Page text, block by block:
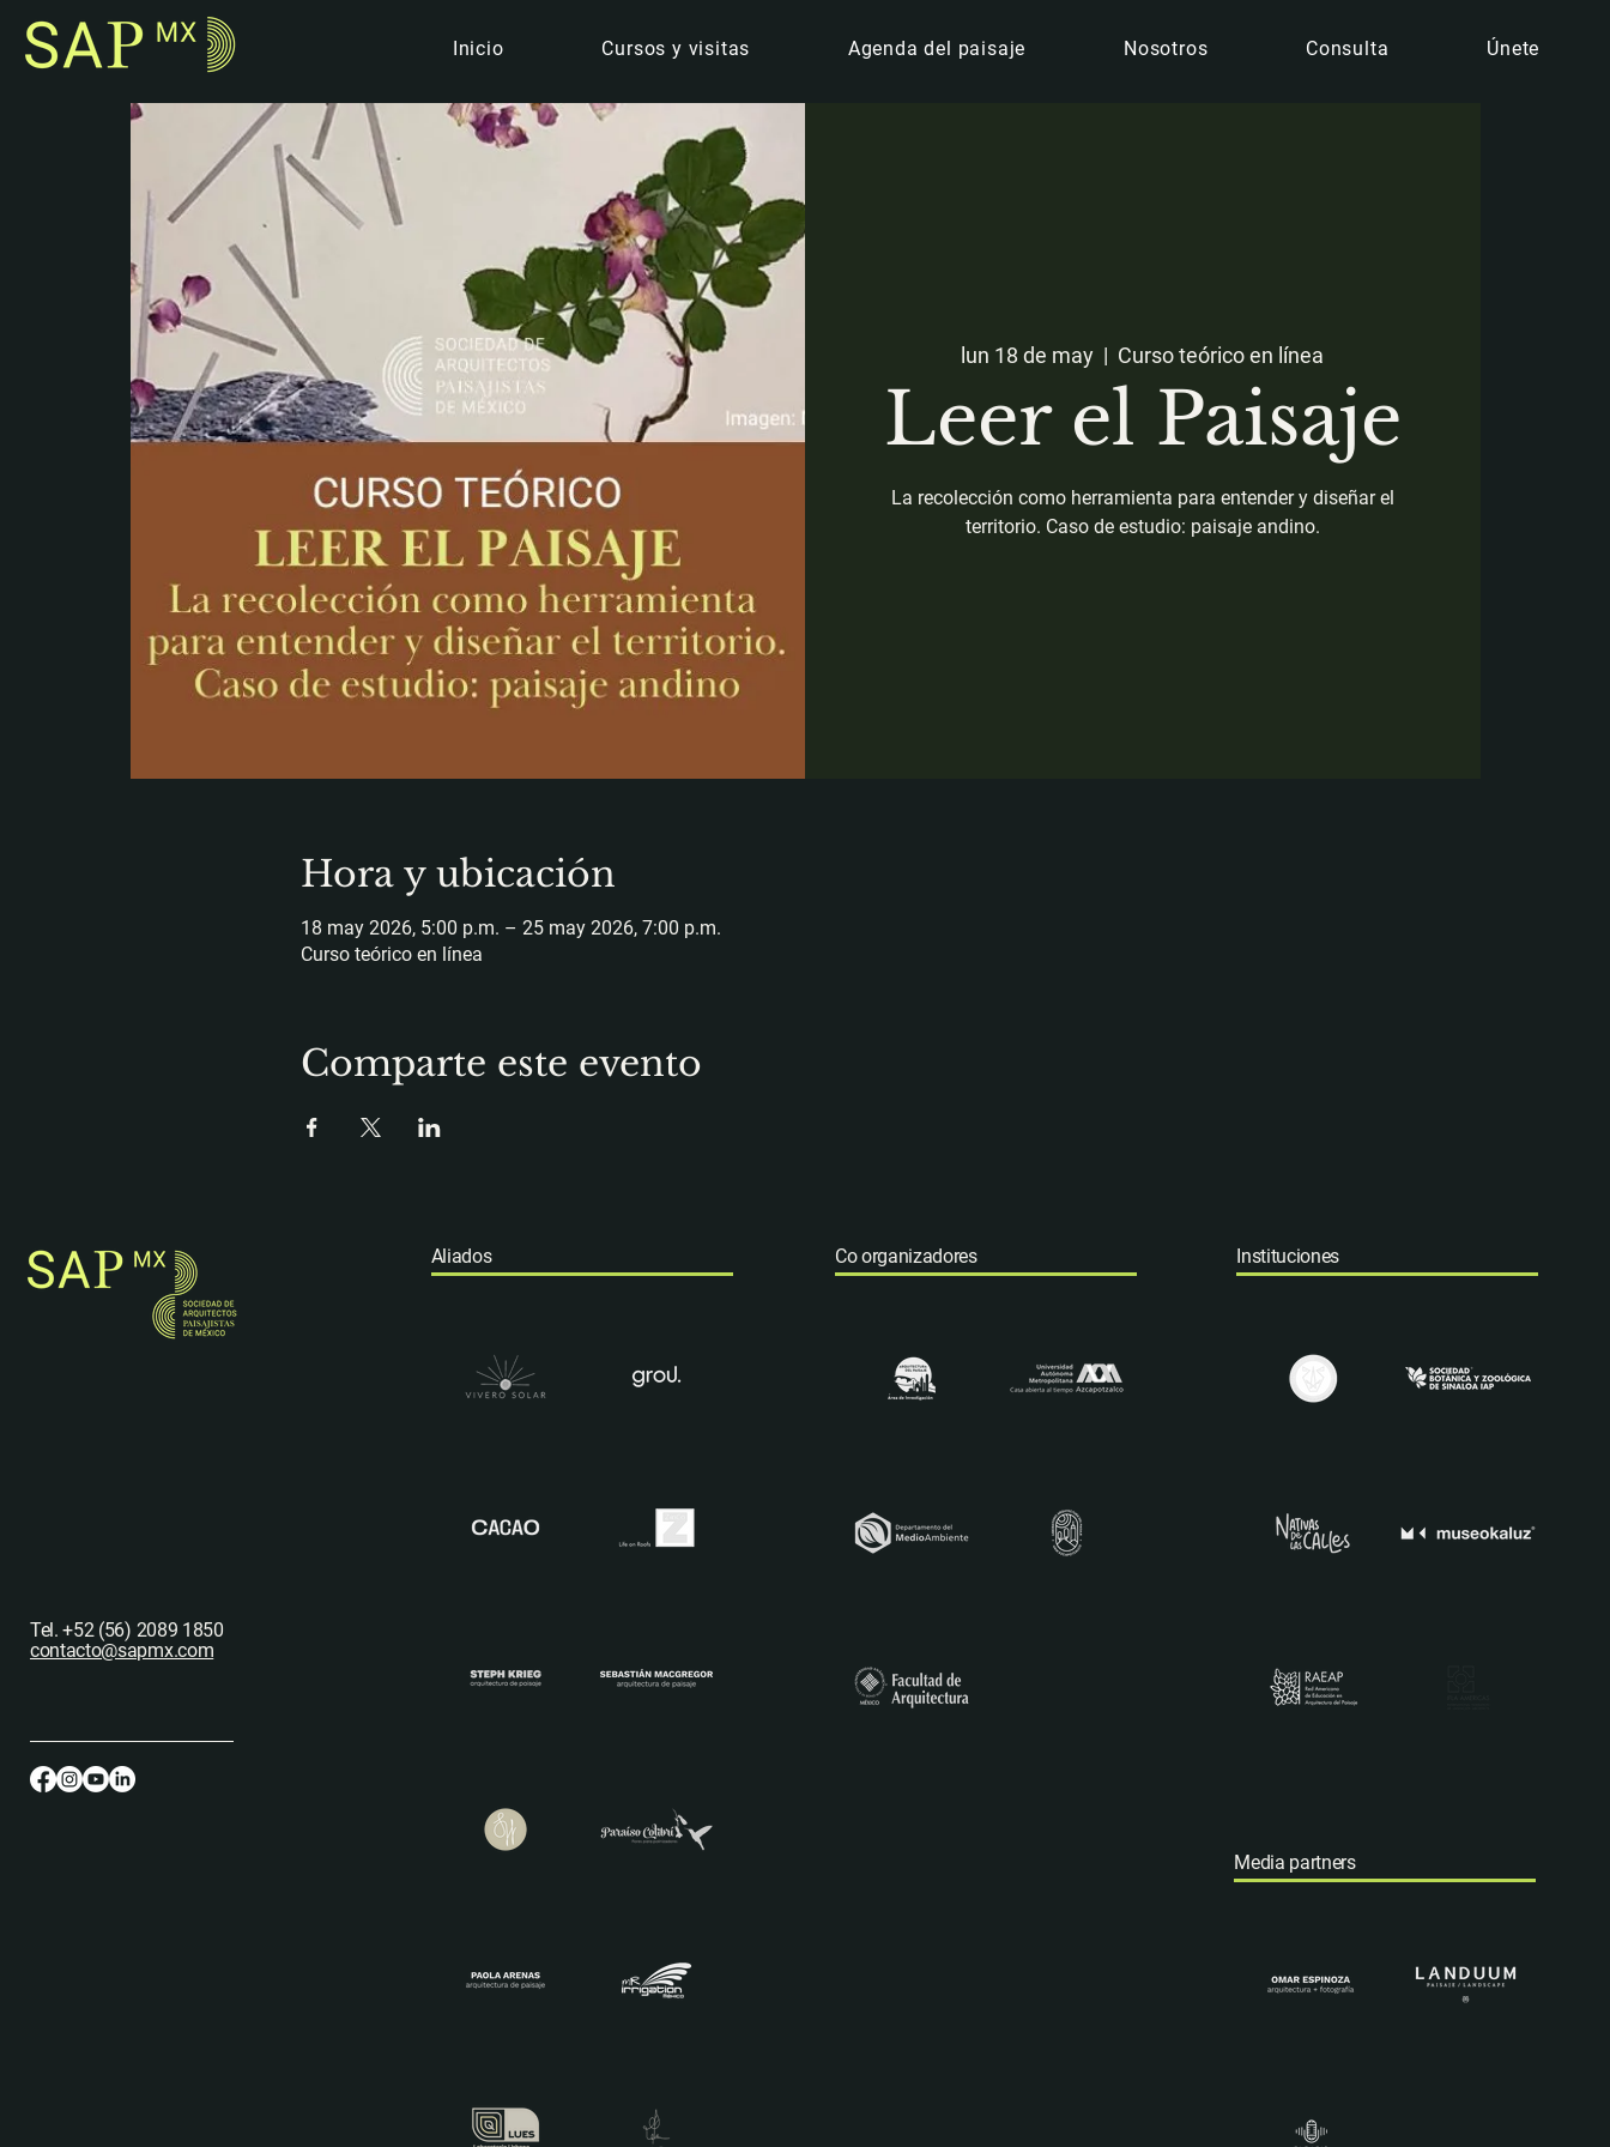
Inicio Cursos y visitas Agenda del paisaje Nosotros Consulta Únete
lun 18 de may
  |
Curso teórico en línea
Leer el Paisaje
La recolección como herramienta para entender y diseñar el
territorio. Caso de estudio: paisaje andino.
Hora y ubicación
18 may 2026, 5:00 p.m. – 25 may 2026, 7:00 p.m.
Curso teórico en línea
Comparte este evento
Tel. +52 (56) 2089 1850
contacto@sapmx.com
Aliados Co organizadores Instituciones
Media partners